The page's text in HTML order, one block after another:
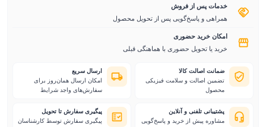
خدمات پس از فروش
همراهی و پاسخ‌گویی پس از تحویل محصول
امکان خرید حضوری
خرید یا تحویل حضوری با هماهنگی قبلی
ضمانت اصالت کالا
تضمین اصالت و سلامت فیزیکی
محصول
ارسال سریع
امکان ارسال همان‌روز برای
سفارش‌های واجد شرایط
پشتیبانی تلفنی و آنلاین
مشاوره پیش از خرید و پاسخ‌گویی
پیگیری سفارش تا تحویل
پیگیری سفارش توسط کارشناسان